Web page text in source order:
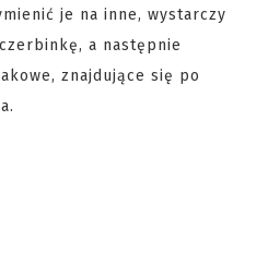
je na inne, wystarczy
a następnie
znajdujące się po